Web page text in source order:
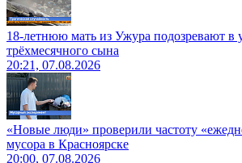
18-летнюю мать из Ужура подозревают в
трёхмесячного сына
20:21, 07.08.2026
«Новые люди» проверили частоту
мусора в Красноярске
20:00, 07.08.2026